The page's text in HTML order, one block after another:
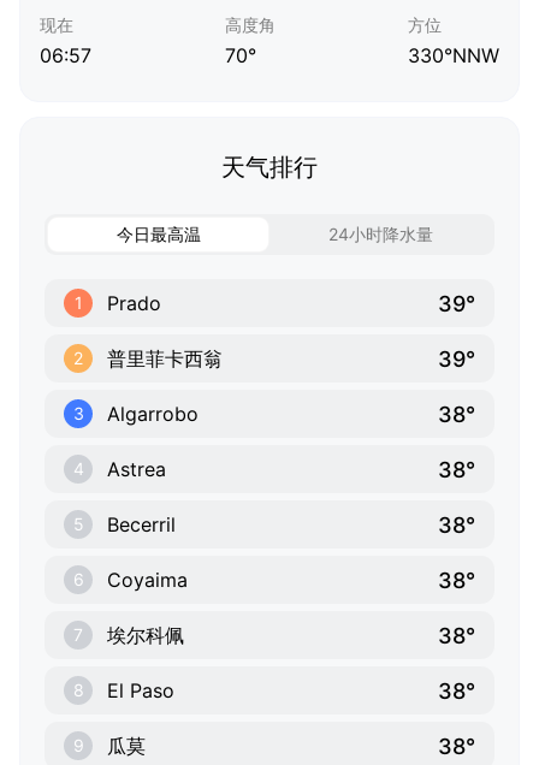
现在
06:57
高度角
70°
方位
330°NNW
天气排行
今日最高温 24小时降水量
1 Prado 39°
2 普里菲卡西翁 39°
3 Algarrobo 38°
4 Astrea 38°
5 Becerril 38°
6 Coyaima 38°
7 埃尔科佩 38°
8 El Paso 38°
9 瓜莫 38°